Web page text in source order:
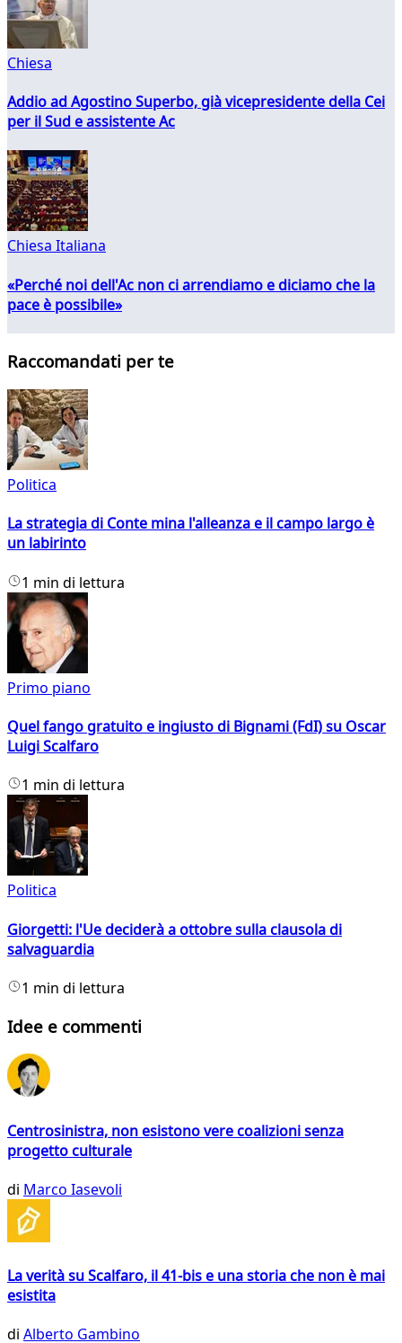
Chiesa
Addio ad Agostino Superbo, già vicepresidente della Cei
per il Sud e assistente Ac
Chiesa Italiana
«Perché noi dell'Ac non ci arrendiamo e diciamo che la
pace è possibile»
Raccomandati per te
Politica
La strategia di Conte mina l'alleanza e il campo largo è
un labirinto
1 min di lettura
Primo piano
Quel fango gratuito e ingiusto di Bignami (FdI) su Oscar
Luigi Scalfaro
1 min di lettura
Politica
Giorgetti: l'Ue deciderà a ottobre sulla clausola di
salvaguardia
1 min di lettura
Idee e commenti
Centrosinistra, non esistono vere coalizioni senza
progetto culturale
di Marco Iasevoli
La verità su Scalfaro, il 41-bis e una storia che non è mai
esistita
di Alberto Gambino